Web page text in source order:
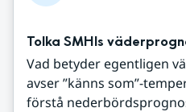
Tolka SMHIs
Vad betyder egentligen
avser ”känns som”-
förstå